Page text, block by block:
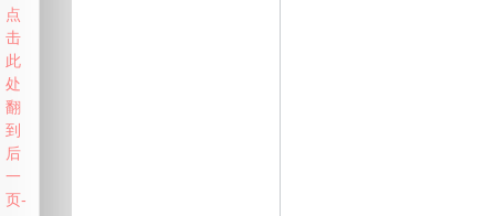
点
击
此
处
翻
到
后
一
页-